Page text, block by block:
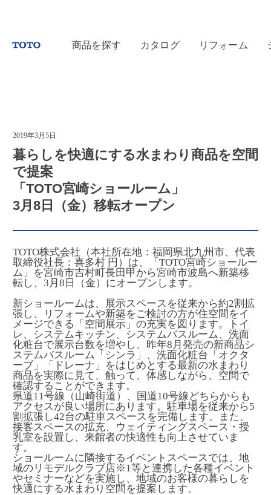
商品を探す カタログ リフォーム
2019年3月5日
暮らしを快適にする水まわり商品を空間
で提案
「TOTO宮崎ショールーム」
3月8日（金）移転オープン
TOTO株式会社（本社所在地：福岡県北九州市、代表
取締役社長：喜多村 円）は、「TOTO宮崎ショールー
ム」を宮崎市吉村町長田甲から宮崎市波島へ新築移
転し、3月8日（金）にオープンします。
新ショールームは、展示スペースを従来から約2割拡
張し、リフォームや新築をご検討の方が住空間をイ
メージできる「空間展示」の充実を図ります。トイ
レ、システムキッチン、システムバスルーム、洗面
化粧台で展示台数を増やし、昨年8月発売の新商品シ
ステムバスルーム「シンラ」、洗面化粧台「オクタ
ーブ」「ドレーナ」をはじめとする最新の水まわり
商品を実際に見て、触って、体感しながら、空間で
確認することができます。
県道11号線（山崎街道）、国道10号線どちらからも
アクセスが良い場所にあります。駐車場を従来から5
割拡張し42台の駐車スペースを完備します。また、
接客スペースの拡充、ウェイティングスペース・授
乳室を設置し、来館者の快適性も向上させていま
す。
ショールームに隣接するイベントスペースでは、地
域のリモデルクラブ店※1等と連携した各種イベント
やセミナーなどを実施し、地域のお客様の暮らしを
快適にする水まわり空間を提案します。